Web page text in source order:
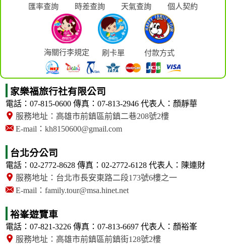
匯率查詢 時差查詢 天氣查詢 個人契約
海關行李規定 刷卡單 付款方式
家樂福旅行社有限公司
電話：07-815-0600 傳真：07-813-2946 代表人：顏靜華
服務地址：高雄市前鎮區前鎮二巷208號2樓
E-mail：kh8150600@gmail.com
台北分公司
電話：02-2772-8628 傳真：02-2772-6128 代表人：陳連財
服務地址：台北市長安東路二段173號6樓之一
E-mail：family.tour@msa.hinet.net
裕峯遊覽車
電話：07-821-3226 傳真：07-813-6697 代表人：顏裕峯
服務地址：高雄市前鎮區前鎮街128號2樓